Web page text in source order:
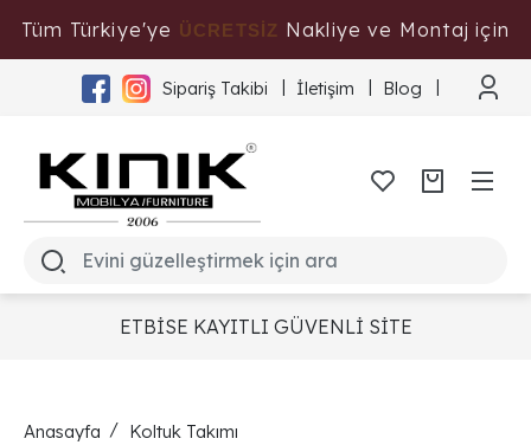
Tüm Türkiye'ye ÜCRETSİZ Nakliye ve Montaj için
Tıklayınız
Sipariş Takibi İletişim Blog
ETBİSE KAYITLI GÜVENLİ SİTE
Anasayfa Koltuk Takımı